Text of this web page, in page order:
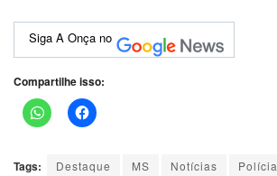
Siga A Onça no
Compartilhe isso:
Tags: Destaque MS Notícias Polícia